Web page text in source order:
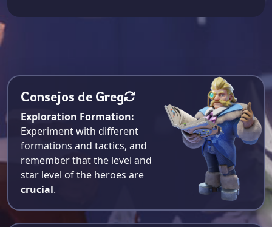
Consejos de Greg
Exploration Formation:
Experiment with different
formations and tactics, and
remember that the level and
star level of the heroes are
crucial.